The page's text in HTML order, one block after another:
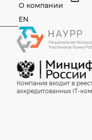
О компании
EN
Компания входит в
аккредитованных IT-